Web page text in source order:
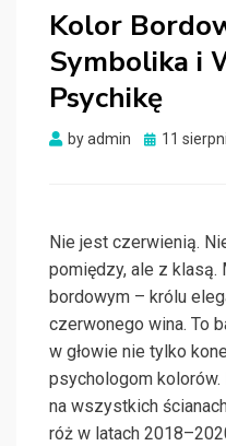
Kolor
Symbolika i
Psychikę
byadmin
Posted
11
Nie jest czerwienią.
pomiędzy, ale z
bordowym – królu
czerwonego wina. To
w głowie nie tylko
psychologom
na wszystkich
róż w latach